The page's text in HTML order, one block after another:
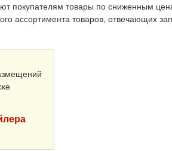
покупателям товары по сниженным
ассортимента товаров, отвечающих